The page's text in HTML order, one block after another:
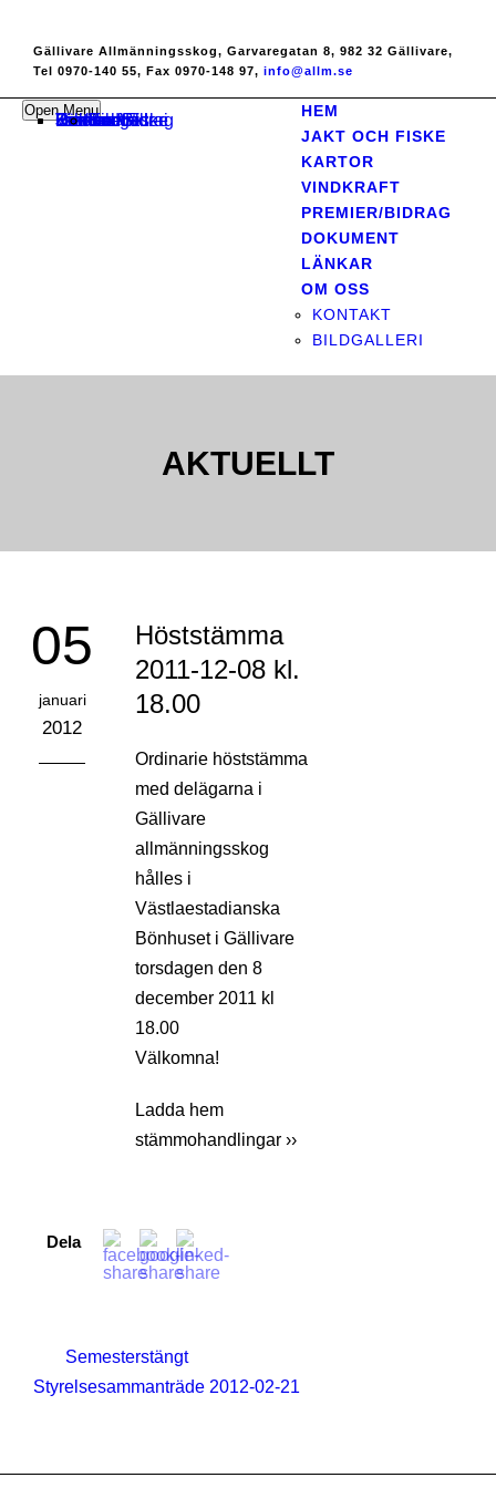
Gällivare Allmänningsskog, Garvaregatan 8, 982 32 Gällivare,
Tel 0970-140 55, Fax 0970-148 97, info@allm.se
Open Menu
Hem
Jakt och Fiske
Kartor
Vindkraft
Premier/Bidrag
Dokument
Länkar
Om ossKontakt
Bildgalleri
HEM
JAKT OCH FISKE
KARTOR
VINDKRAFT
PREMIER/BIDRAG
DOKUMENT
LÄNKAR
OM OSS
KONTAKT
BILDGALLERI
AKTUELLT
05
januari
2012
Höststämma
2011-12-08 kl.
18.00
Ordinarie höststämma
med delägarna i
Gällivare
allmänningsskog
hålles i
Västlaestadianska
Bönhuset i Gällivare
torsdagen den 8
december 2011 kl
18.00
Välkomna!
Ladda hem
stämmohandlingar ››
Dela
Semesterstängt
Styrelsesammanträde 2012-02-21